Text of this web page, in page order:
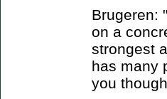
Brugeren:
on a
strongest
has many
you